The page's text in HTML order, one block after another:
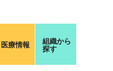
医療情報
組織から
探す